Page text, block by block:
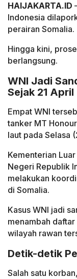
HAIJAKARTA.ID
Indonesia
perairan Somalia.
Hingga kini,
berlangsung.
WNI Jadi
Sejak 21 April
Empat WNI
tanker MT
laut pada Selasa
Kementerian
Negeri Republik
melakukan
di Somalia.
Kasus WNI jadi
menambah
wilayah rawan
Detik-detik
Salah satu